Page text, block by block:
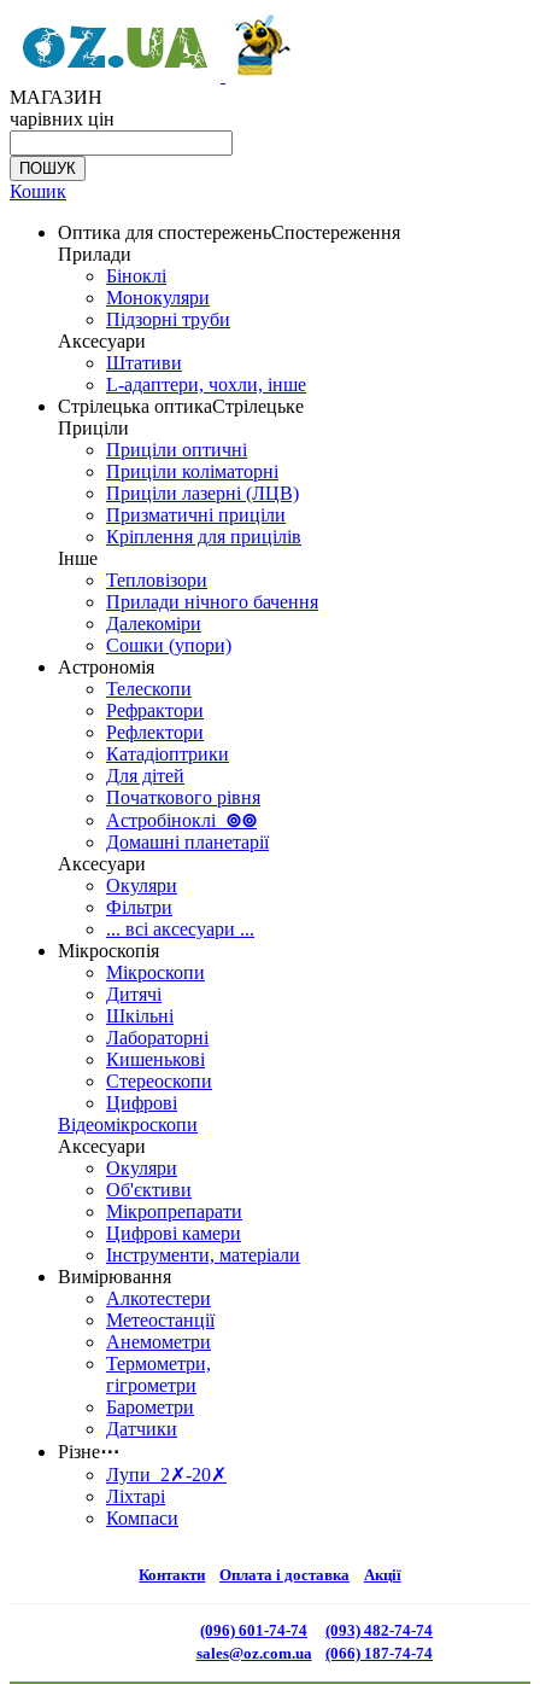
МАГАЗИН
чарівних цін
Кошик
Оптика для спостереженьСпостереження
Прилади
Біноклі
Монокуляри
Підзорні труби
Аксесуари
Штативи
L-адаптери, чохли, інше
Стрілецька оптикаСтрілецьке
Приціли
Приціли оптичні
Приціли коліматорні
Приціли лазерні (ЛЦВ)
Призматичні приціли
Кріплення для прицілів
Інше
Тепловізори
Прилади нічного бачення
Далекоміри
Сошки (упори)
Астрономія
Телескопи
Рефрактори
Рефлектори
Катадіоптрики
Для дітей
Початкового рівня
Астробіноклі ⊚⊚
Домашні планетарії
Аксесуари
Окуляри
Фільтри
... всі аксесуари ...
Мікроскопія
Мікроскопи
Дитячі
Шкільні
Лабораторні
Кишенькові
Стереоскопи
Цифрові
Відеомікроскопи
Аксесуари
Окуляри
Об'єктиви
Мікропрепарати
Цифрові камери
Інструменти, матеріали
Вимірювання
Алкотестери
Метеостанції
Анемометри
Термометри,
гігрометри
Барометри
Датчики
Різне⋯
Лупи 2✗-20✗
Ліхтарі
Компаси
Контакти Оплата і доставка Акції
(096) 601-74-74
sales@oz.com.ua
(093) 482-74-74
(066) 187-74-74